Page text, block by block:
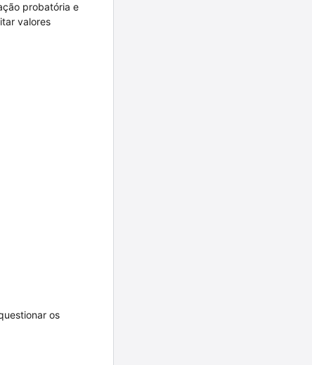
probatória e
valores
os